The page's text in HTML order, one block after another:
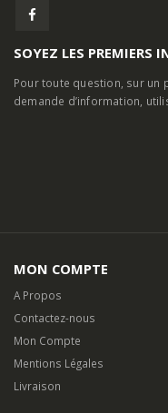
SOYEZ LES PREMIERS
Pour toute question, sur un
demande d’information,
MON COMPTE
A Propos
Contactez-nous
Mon Compte
Mentions Légales
Livraison